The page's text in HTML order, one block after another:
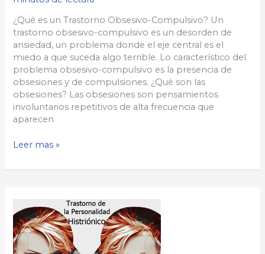
¿Qué es un Trastorno Obsesivo-Compulsivo? Un
trastorno obsesivo-compulsivo es un desorden de
ansiedad, un problema donde el eje central es el
miedo a que suceda algo terrible. Lo característico del
problema obsesivo-compulsivo es la presencia de
obsesiones y de compulsiones. ¿Qué son las
obsesiones? Las obsesiones son pensamientos
involuntarios repetitivos de alta frecuencia que
aparecen
Trastorno
Compulsivo(TOC)
Leer mas »